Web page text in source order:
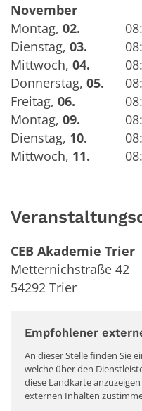
November
Montag, 02.
Dienstag, 03.
Mittwoch, 04.
Donnerstag, 05.
Freitag, 06.
Montag, 09.
Dienstag, 10.
Mittwoch, 11.
CEB Akademie Trier
Metternichstraße 42
54292 Trier
Empfohlener
An dieser Stelle finden Sie
welche über den
diese Landkarte
externen Inhalten